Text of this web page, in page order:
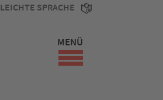
LEICHTE SPRACHE
MENÜ